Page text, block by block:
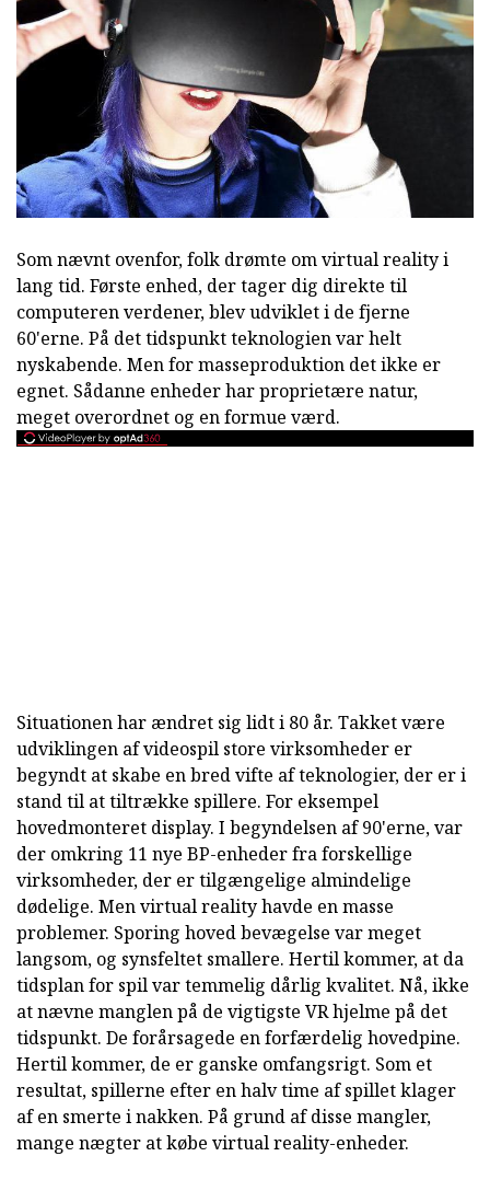
Som nævnt ovenfor, folk drømte om virtual reality i
lang tid. Første enhed, der tager dig direkte til
computeren verdener, blev udviklet i de fjerne
60'erne. På det tidspunkt teknologien var helt
nyskabende. Men for masseproduktion det ikke er
egnet. Sådanne enheder har proprietære natur,
meget overordnet og en formue værd.
Situationen har ændret sig lidt i 80 år. Takket være
udviklingen af videospil store virksomheder er
begyndt at skabe en bred vifte af teknologier, der er i
stand til at tiltrække spillere. For eksempel
hovedmonteret display. I begyndelsen af 90'erne, var
der omkring 11 nye BP-enheder fra forskellige
virksomheder, der er tilgængelige almindelige
dødelige. Men virtual reality havde en masse
problemer. Sporing hoved bevægelse var meget
langsom, og synsfeltet smallere. Hertil kommer, at da
tidsplan for spil var temmelig dårlig kvalitet. Nå, ikke
at nævne manglen på de vigtigste VR hjelme på det
tidspunkt. De forårsagede en forfærdelig hovedpine.
Hertil kommer, de er ganske omfangsrigt. Som et
resultat, spillerne efter en halv time af spillet klager
af en smerte i nakken. På grund af disse mangler,
mange nægter at købe virtual reality-enheder.